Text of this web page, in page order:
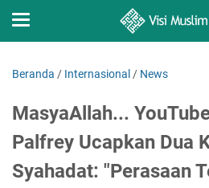
Beranda / Internasional / News
MasyaAllah...
Palfrey Ucapkan Dua
Syahadat: "Perasaan